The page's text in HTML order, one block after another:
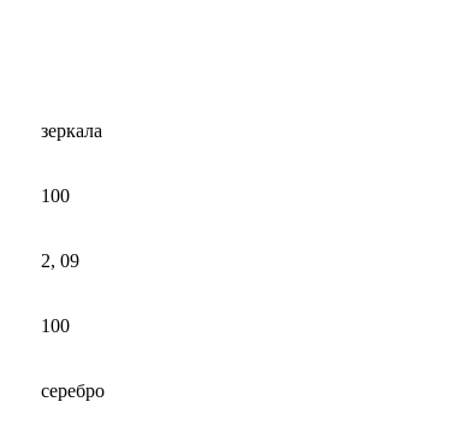
зеркала
100
2, 09
100
серебро